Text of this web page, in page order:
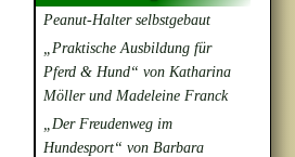
Peanut-Halter selbstgebaut
„Praktische Ausbildung für
Pferd & Hund“ von Katharina
Möller und Madeleine Franck
„Der Freudenweg im
Hundesport“ von Barbara